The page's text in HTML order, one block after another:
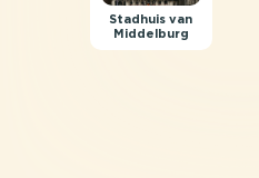
Stadhuis van
Middelburg